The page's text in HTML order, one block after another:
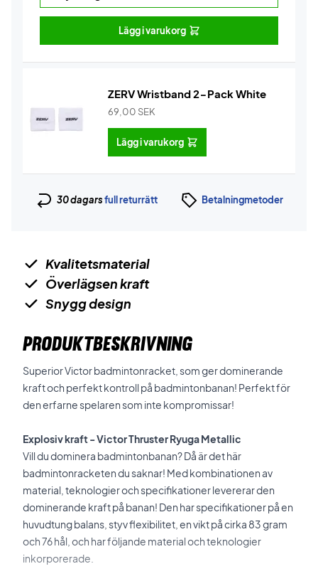
Lägg i varukorg
ZERV Wristband 2-Pack White
69,00 SEK
Lägg i varukorg
30 dagarsfull returrätt Betalningmetoder
Kvalitetsmaterial
Överlägsen kraft
Snygg design
PRODUKTBESKRIVNING
Superior Victor badmintonracket, som ger dominerande
kraft och perfekt kontroll på badmintonbanan! Perfekt för
den erfarne spelaren som inte kompromissar!
Explosiv kraft - Victor Thruster Ryuga Metallic
Vill du dominera badmintonbanan? Då är det här
badmintonracketen du saknar! Med kombinationen av
material, teknologier och specifikationer levererar den
dominerande kraft på banan! Den har specifikationer på en
huvudtung balans, styv flexibilitet, en vikt på cirka 83 gram
och 76 hål, och har följande material och teknologier
inkorporerade.